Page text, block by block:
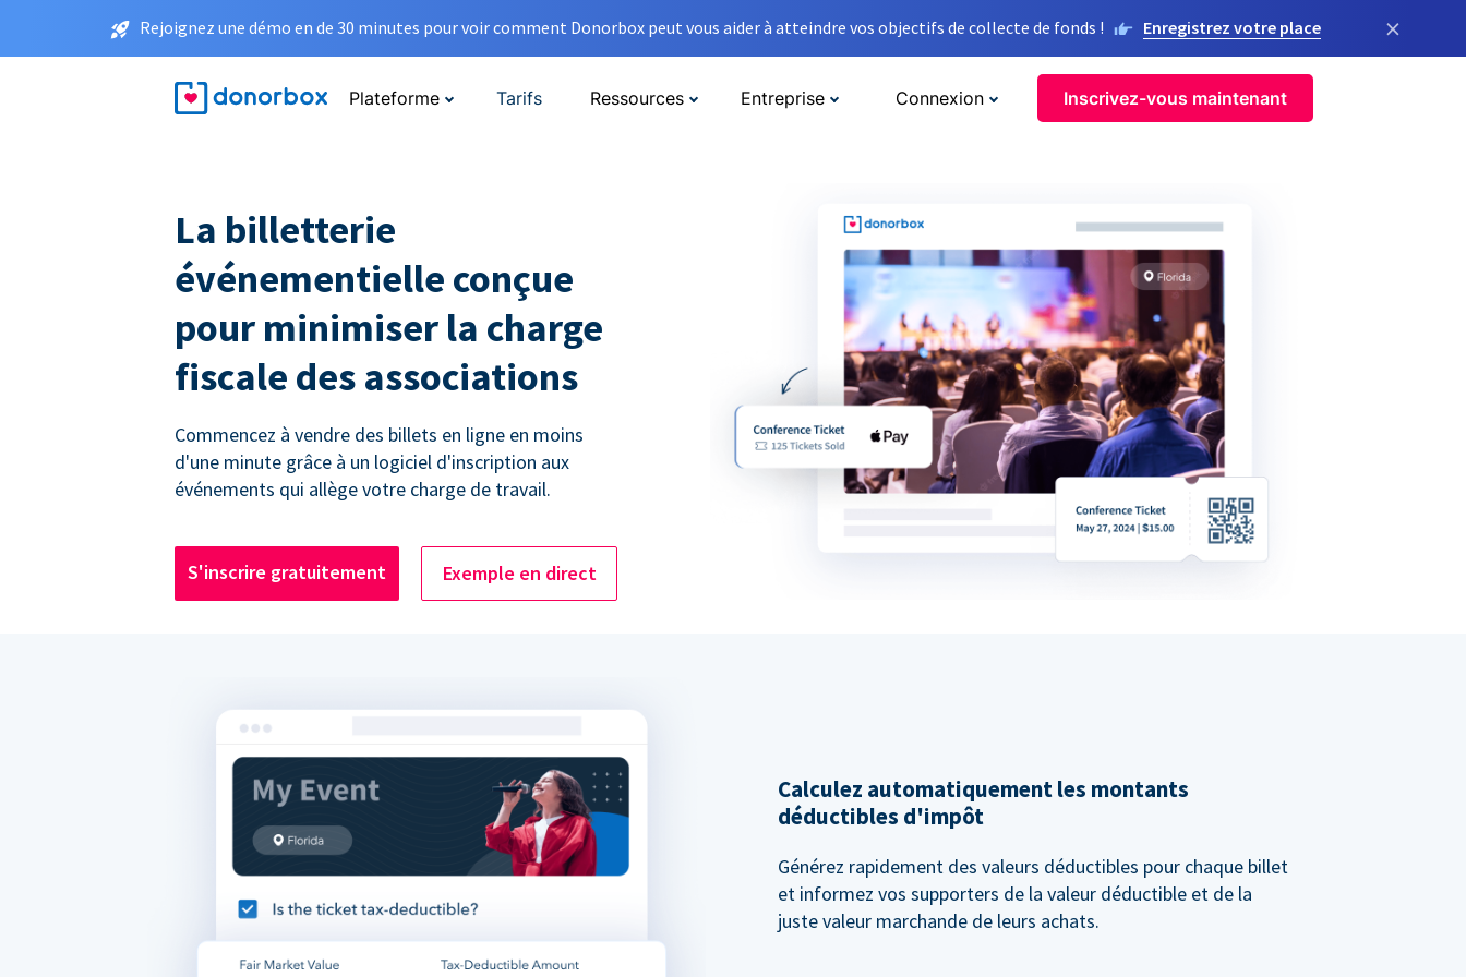
Rejoignez une démo en de 30 minutes pour voir comment Donorbox peut vous aider à atteindre vos objectifs de collecte de fonds ! Enregistrez votre place ×
Plateforme Tarifs Ressources Entreprise Connexion Inscrivez-vous maintenant
La billetterie
événementielle conçue
pour minimiser la charge
fiscale des associations
Commencez à vendre des billets en ligne en moins
d'une minute grâce à un logiciel d'inscription aux
événements qui allège votre charge de travail.
S'inscrire gratuitement Exemple en direct
Calculez automatiquement les montants
déductibles d'impôt
Générez rapidement des valeurs déductibles pour chaque billet
et informez vos supporters de la valeur déductible et de la
juste valeur marchande de leurs achats.